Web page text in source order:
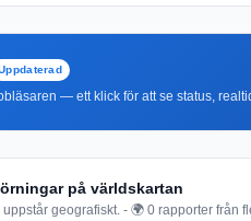
— ett klick för att se status,
på världskartan
geografiskt. - 🌍 0 rapporter från